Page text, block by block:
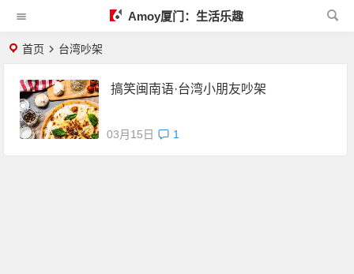
Amoy厦门：生活乐趣
首页 台湾吵架
搞笑闽南语·台湾小朋友吵架
03月15日 1